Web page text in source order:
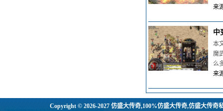
来
中
本
魔
么
来
Copyright © 2026-2027仿盛大传奇,100%仿盛大传奇,仿盛大传奇